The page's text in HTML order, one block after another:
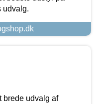
udvalg.
brede udvalg af